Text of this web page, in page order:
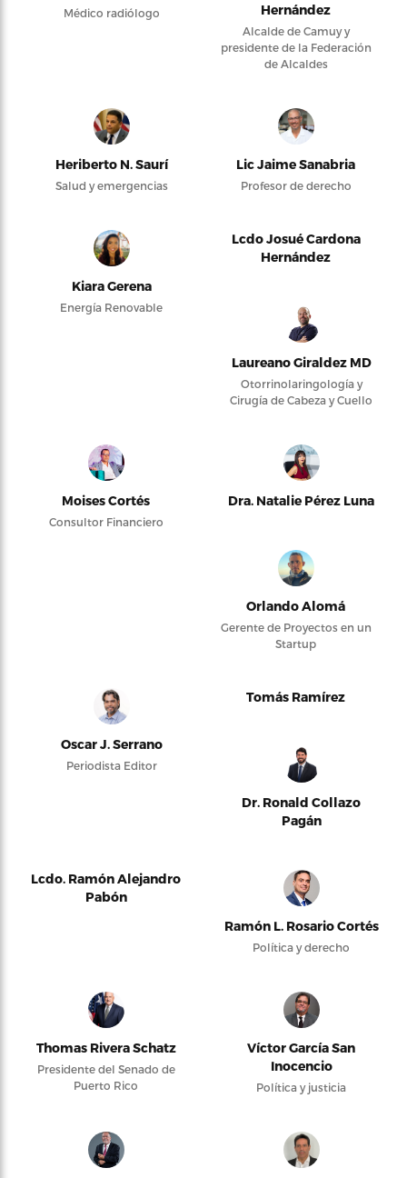
Médico radiólogo
Hernández
Alcalde de Camuy y
presidente de la Federación
de Alcaldes
Heriberto N. Saurí
Salud y emergencias
Lic Jaime Sanabria
Profesor de derecho
Kiara Gerena
Energía Renovable
Lcdo Josué Cardona
Hernández
Laureano Giraldez MD
Otorrinolaringología y
Cirugía de Cabeza y Cuello
Moises Cortés
Consultor Financiero
Dra. Natalie Pérez Luna
Orlando Alomá
Gerente de Proyectos en un
Startup
Oscar J. Serrano
Periodista Editor
Tomás Ramírez
Dr. Ronald Collazo
Pagán
Lcdo. Ramón Alejandro
Pabón
Ramón L. Rosario Cortés
Política y derecho
Thomas Rivera Schatz
Presidente del Senado de
Puerto Rico
Víctor García San
Inocencio
Política y justicia